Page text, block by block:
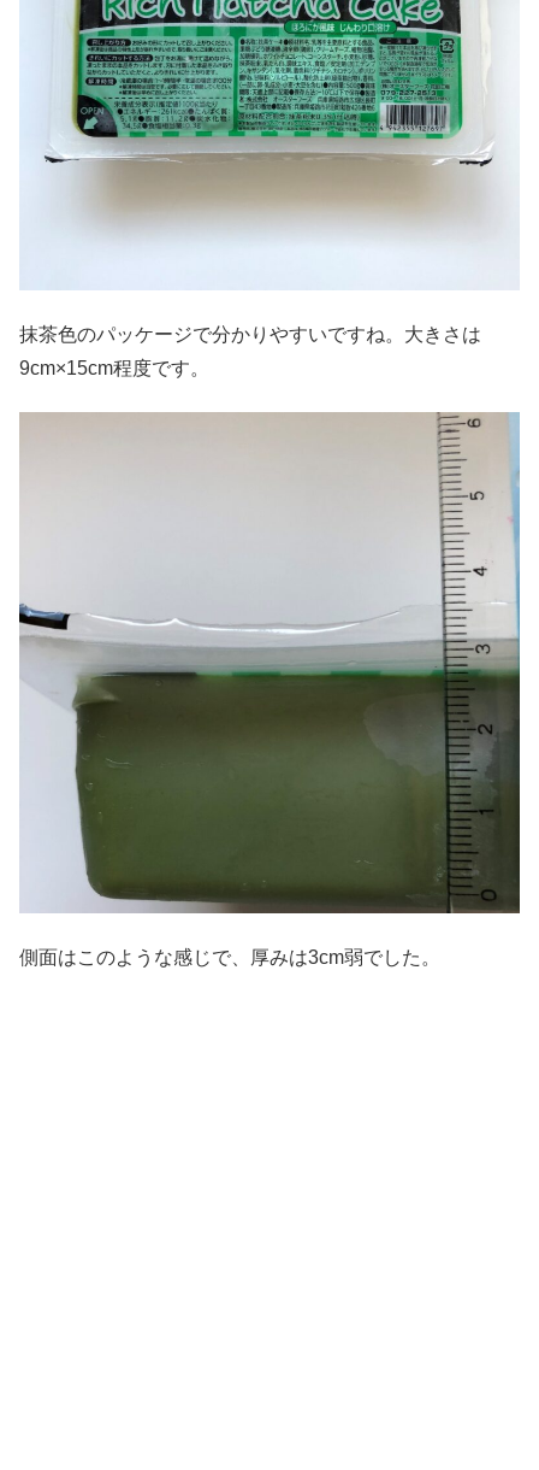
抹茶色のパッケージで分かりやすいですね。大きさは
9cm×15cm程度です。
側面はこのような感じで、厚みは3cm弱でした。